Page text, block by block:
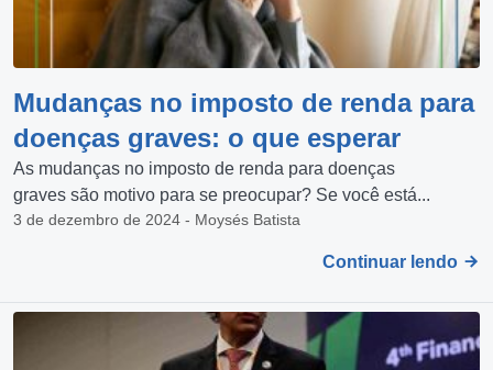
Mudanças no imposto de renda para
doenças graves: o que esperar
As mudanças no imposto de renda para doenças
graves são motivo para se preocupar? Se você está...
3 de dezembro de 2024 - Moysés Batista
Continuar lendo